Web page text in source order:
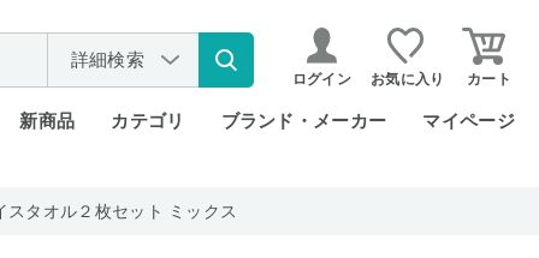
詳細検索
ログイン お気に入り カート
新商品 カテゴリ ブランド・メーカー マイページ
タオル２枚セット ミックス